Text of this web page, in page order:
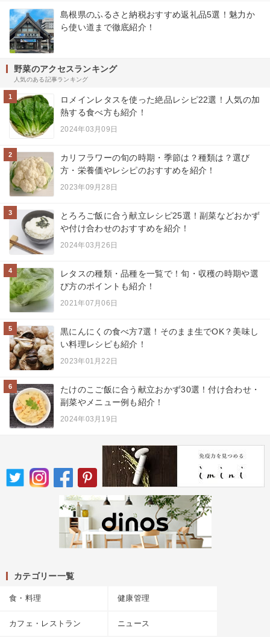
島根県のふるさと納税おすすめ返礼品5選！魅力か
ら使い道まで徹底紹介！
野菜のアクセスランキング
人気のある記事ランキング
1
ロメインレタスを使った絶品レシピ22選！人気の加
熱する食べ方も紹介！
2024年03月09日
2
カリフラワーの旬の時期・季節は？種類は？選び
方・栄養価やレシピのおすすめを紹介！
2023年09月28日
3
とろろご飯に合う献立レシピ25選！副菜などおかず
や付け合わせのおすすめを紹介！
2024年03月26日
4
レタスの種類・品種を一覧で！旬・収穫の時期や選
び方のポイントも紹介！
2021年07月06日
5
黒にんにくの食べ方7選！そのまま生でOK？美味し
い料理レシピも紹介！
2023年01月22日
6
たけのこご飯に合う献立おかず30選！付け合わせ・
副菜やメニュー例も紹介！
2024年03月19日
カテゴリー一覧
食・料理 健康管理
カフェ・レストラン ニュース